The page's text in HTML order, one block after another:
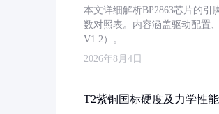
本文详细解析BP2863芯片的
数对照表。内容涵盖驱动配置
V1.2）。
2026年8月4日
T2紫铜国标硬度及力学性